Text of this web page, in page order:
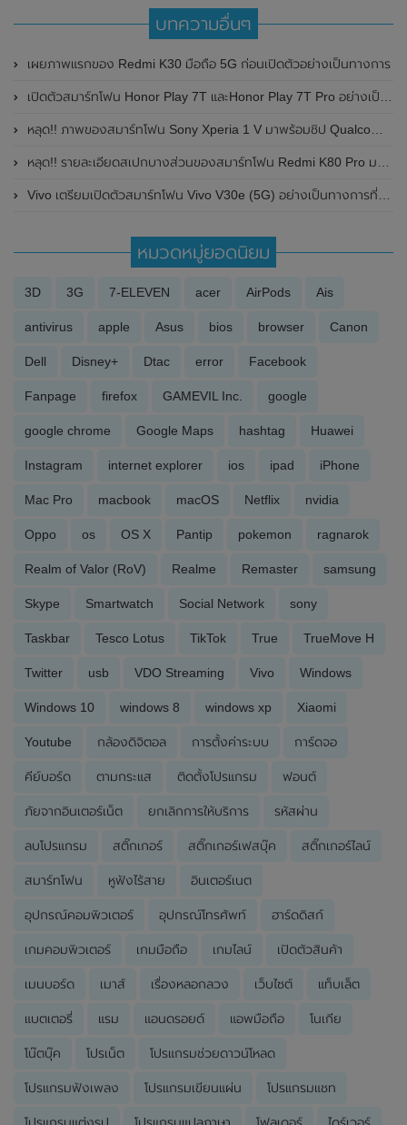
บทความอื่นๆ
เผยภาพแรกของ Redmi K30 มือถือ 5G ก่อนเปิดตัวอย่างเป็นทางการ
เปิดตัวสมาร์ทโฟน Honor Play 7T และHonor Play 7T Pro อย่างเป็นทางการแล้วในประเทศจีน มาพร้อมหน้าจอแสดงผล 90Hz และชิปเซ็ต Dimensity 6020
หลุด!! ภาพของสมาร์ทโฟน Sony Xperia 1 V มาพร้อมชิป Qualcomm Snapdragon 8 Gen 2 ลุ้นเปิดตัวในเร็วๆนี้
หลุด!! รายละเอียดสเปกบางส่วนของสมาร์ทโฟน Redmi K80 Pro มาพร้อมเซ็นเซอร์สแกนลายนิ้วมือแบบอัลตราโซนิก
Vivo เตรียมเปิดตัวสมาร์ทโฟน Vivo V30e (5G) อย่างเป็นทางการที่ประเทศอินเดียในวันที่ 2 พฤษภาคม 2024 นี้
หมวดหมู่ยอดนิยม
3D 3G 7-ELEVEN acer AirPods Ais
antivirus apple Asus bios browser Canon
Dell Disney+ Dtac error Facebook
Fanpage firefox GAMEVIL Inc. google
google chrome Google Maps hashtag Huawei
Instagram internet explorer ios ipad iPhone
Mac Pro macbook macOS Netflix nvidia
Oppo os OS X Pantip pokemon ragnarok
Realm of Valor (RoV) Realme Remaster samsung
Skype Smartwatch Social Network sony
Taskbar Tesco Lotus TikTok True TrueMove H
Twitter usb VDO Streaming Vivo Windows
Windows 10 windows 8 windows xp Xiaomi
Youtube กล้องดิจิตอล การตั้งค่าระบบ การ์ดจอ
คีย์บอร์ด ตามกระแส ติดตั้งโปรแกรม ฟอนต์
ภัยจากอินเตอร์เน็ต ยกเลิกการให้บริการ รหัสผ่าน
ลบโปรแกรม สติ๊กเกอร์ สติ๊กเกอร์เฟสบุ๊ค สติ๊กเกอร์ไลน์
สมาร์ทโฟน หูฟังไร้สาย อินเตอร์เนต
อุปกรณ์คอมพิวเตอร์ อุปกรณ์โทรศัพท์ ฮาร์ดดิสก์
เกมคอมพิวเตอร์ เกมมือถือ เกมไลน์ เปิดตัวสินค้า
เมนบอร์ด เมาส์ เรื่องหลอกลวง เว็บไซต์ แท็บเล็ต
แบตเตอรี่ แรม แอนดรอยด์ แอพมือถือ โนเกีย
โน๊ตบุ๊ค โปรเน็ต โปรแกรมช่วยดาวน์โหลด
โปรแกรมฟังเพลง โปรแกรมเขียนแผ่น โปรแกรมแชท